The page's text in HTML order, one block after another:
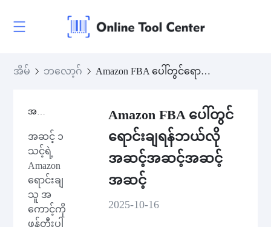
အိမ် ဘလော့ဂ် Amazon FBA ပေါ်တွင်ရောင်းချရန်ဘယ်လိုအဆင့်အဆင့်အဆင့်အဆင့်
အကြောင်းအရာများ
အဆင့် ၁
သင့်ရဲ့
Amazon
ရောင်းချ
သူ အ
ကောင့်ကို
ဖန်တီးပါ
Amazon FBA ပေါ်တွင်
ရောင်းချရန်ဘယ်လို
အဆင့်အဆင့်အဆင့်
အဆင့်
2025-10-16